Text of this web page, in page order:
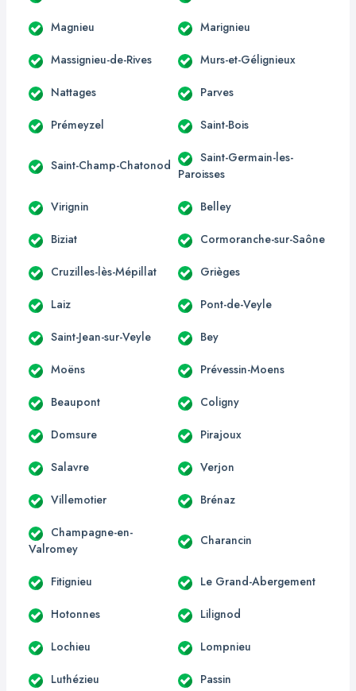
Magnieu Marignieu
Massignieu-de-Rives Murs-et-Gélignieux
Nattages Parves
Prémeyzel Saint-Bois
Saint-Champ-Chatonod
Saint-Germain-les-
Paroisses
Virignin Belley
Biziat Cormoranche-sur-Saône
Cruzilles-lès-Mépillat Grièges
Laiz Pont-de-Veyle
Saint-Jean-sur-Veyle Bey
Moëns Prévessin-Moens
Beaupont Coligny
Domsure Pirajoux
Salavre Verjon
Villemotier Brénaz
Champagne-en-
Valromey
Charancin
Fitignieu Le Grand-Abergement
Hotonnes Lilignod
Lochieu Lompnieu
Luthézieu Passin